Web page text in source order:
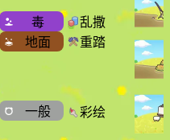
毒
地面
乱撒
重踏
一般 彩绘